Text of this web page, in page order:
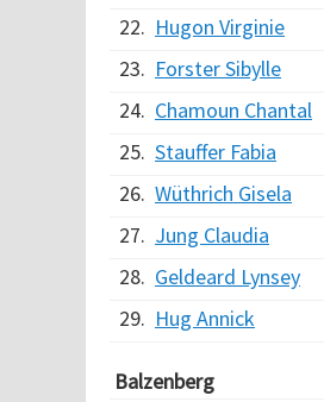
22. Hugon Virginie
23. Forster Sibylle
24. Chamoun Chantal
25. Stauffer Fabia
26. Wüthrich Gisela
27. Jung Claudia
28. Geldeard Lynsey
29. Hug Annick
Balzenberg